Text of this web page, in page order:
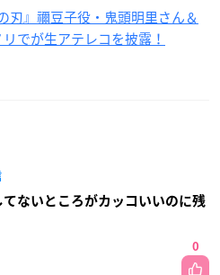
刃』禰豆子役・鬼頭明里さん＆
でが生アテレコを披露！
ないところがカッコいいのに残
0